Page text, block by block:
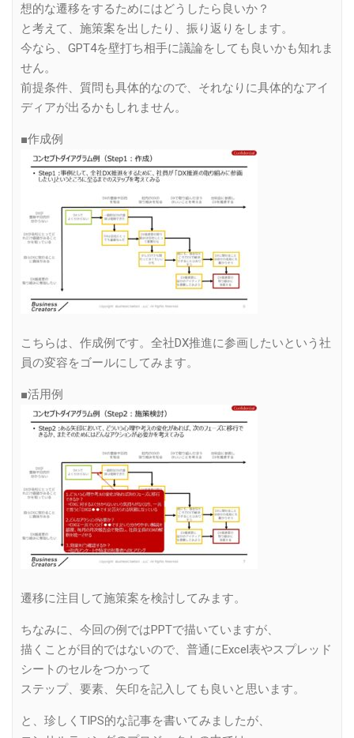
想的な遷移をするためにはどうしたら良いか？
と考えて、施策案を出したり、振り返りをします。
今なら、GPT4を壁打ち相手に議論をしても良いかも知れま
せん。
前提条件、質問も具体的なので、それなりに具体的なアイ
ディアが出るかもしれません。
■作成例
こちらは、作成例です。全社DX推進に参画したいという社
員の変容をゴールにしてみます。
■活用例
遷移に注目して施策案を検討してみます。
ちなみに、今回の例ではPPTで描いていますが、
描くことが目的ではないので、普通にExcel表やスプレッド
シートのセルをつかって
ステップ、要素、矢印を記入しても良いと思います。
と、珍しくTIPS的な記事を書いてみましたが、